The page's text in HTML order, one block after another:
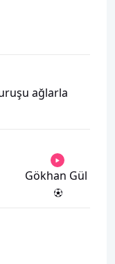
ağlarla
Gökhan Gül